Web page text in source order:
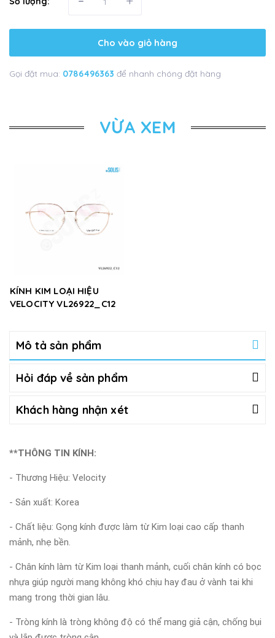
Cho vào giỏ hàng
Gọi đặt mua: 0786496363 để nhanh chóng đặt hàng
VỪA XEM
KÍNH KIM LOẠI HIỆU
VELOCITY VL26922_C12
Mô tả sản phẩm
Hỏi đáp về sản phẩm
Khách hàng nhận xét
**THÔNG TIN KÍNH:
- Thương Hiệu: Velocity
- Sản xuất: Korea
- Chất liệu: Gọng kính được làm từ Kim loại cao cấp thanh
mảnh, nhẹ bền.
- Chân kính làm từ Kim loại thanh mảnh, cuối chân kính có bọc
nhựa giúp người mang không khó chịu hay đau ở vành tai khi
mang trong thời gian lâu.
- Tròng kính là tròng không độ có thể mang giả cận, chống bụi